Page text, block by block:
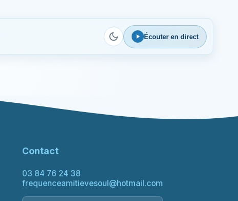
Écouter en direct
Contact
03 84 76 24 38
frequenceamitievesoul@hotmail.com